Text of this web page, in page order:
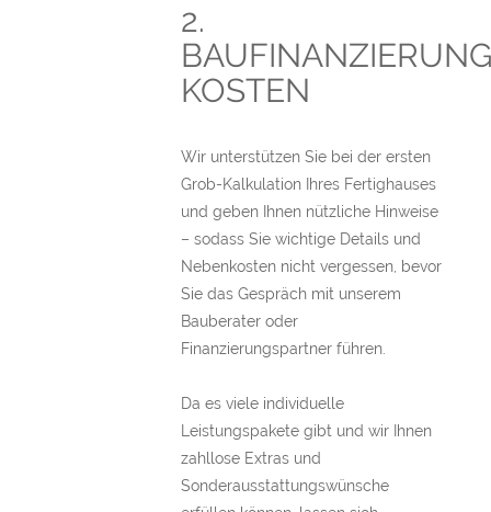
2.
KOSTEN
Wir unterstützen Sie bei der ersten
Grob-Kalkulation Ihres Fertighauses
und geben Ihnen nützliche Hinweise
– sodass Sie wichtige Details und
Nebenkosten nicht vergessen, bevor
Sie das Gespräch mit unserem
Bauberater oder
Finanzierungspartner führen.
Da es viele individuelle
Leistungspakete gibt und wir Ihnen
zahllose Extras und
Sonderausstattungswünsche